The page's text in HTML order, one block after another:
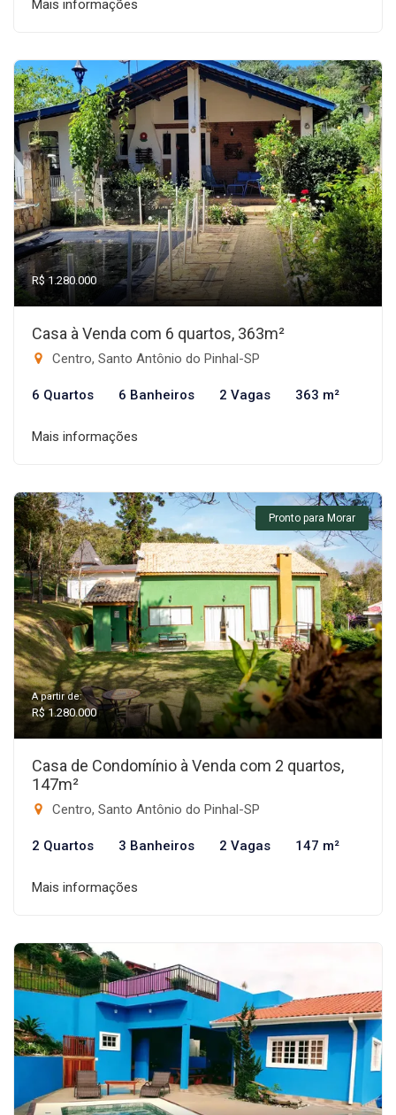
Mais informações
R$ 1.280.000
Casa à Venda com 6 quartos, 363m²
Centro, Santo Antônio do Pinhal-SP
6 Quartos 6 Banheiros 2 Vagas 363 m²
Mais informações
Pronto para Morar
A partir de:
R$ 1.280.000
Casa de Condomínio à Venda com 2 quartos,
147m²
Centro, Santo Antônio do Pinhal-SP
2 Quartos 3 Banheiros 2 Vagas 147 m²
Mais informações